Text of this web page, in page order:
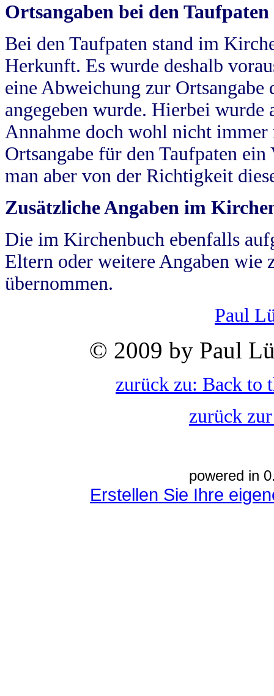
Ortsangaben bei den Taufpaten
Bei den Taufpaten stand im
Herkunft. Es wurde deshalb
eine Abweichung zur
angegeben wurde. Hierbei wurde
Annahme doch wohl nicht
Ortsangabe für den Taufpaten
man aber von der Richtigkeit
Zusätzliche Angaben im
Die im Kirchenbuch ebenfalls
Eltern oder weitere Angaben wie
übernommen.
Paul
© 2009 by Paul
zurück zu: Back to
zurück
powered in
Erstellen Sie Ihre